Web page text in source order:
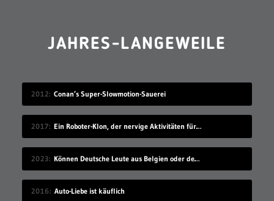
JAHRES-LANGEWEILE
2012 Conan’s Super-Slowmotion-Sauerei
2017 Ein Roboter-Klon, der nervige Aktivitäten für dich übernimmt
2023 Können Deutsche Leute aus Belgien oder den Niederlanden verstehen?
2016 Auto-Liebe ist käuflich